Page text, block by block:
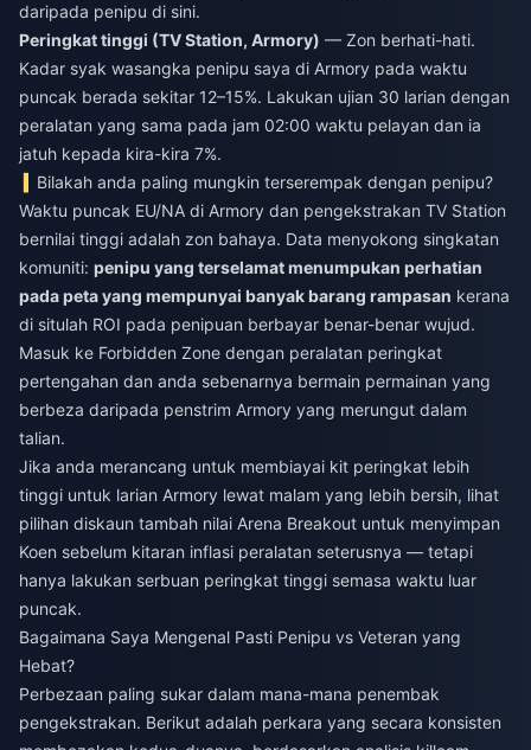
daripada penipu di sini.
Peringkat tinggi (TV Station, Armory) — Zon berhati-hati.
Kadar syak wasangka penipu saya di Armory pada waktu
puncak berada sekitar 12–15%. Lakukan ujian 30 larian dengan
peralatan yang sama pada jam 02:00 waktu pelayan dan ia
jatuh kepada kira-kira 7%.
Bilakah anda paling mungkin terserempak dengan penipu?
Waktu puncak EU/NA di Armory dan pengekstrakan TV Station
bernilai tinggi adalah zon bahaya. Data menyokong singkatan
komuniti: penipu yang terselamat menumpukan perhatian
pada peta yang mempunyai banyak barang rampasan kerana
di situlah ROI pada penipuan berbayar benar-benar wujud.
Masuk ke Forbidden Zone dengan peralatan peringkat
pertengahan dan anda sebenarnya bermain permainan yang
berbeza daripada penstrim Armory yang merungut dalam
talian.
Jika anda merancang untuk membiayai kit peringkat lebih
tinggi untuk larian Armory lewat malam yang lebih bersih, lihat
pilihan diskaun tambah nilai Arena Breakout untuk menyimpan
Koen sebelum kitaran inflasi peralatan seterusnya — tetapi
hanya lakukan serbuan peringkat tinggi semasa waktu luar
puncak.
Bagaimana Saya Mengenal Pasti Penipu vs Veteran yang
Hebat?
Perbezaan paling sukar dalam mana-mana penembak
pengekstrakan. Berikut adalah perkara yang secara konsisten